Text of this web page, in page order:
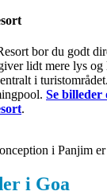
bor du godt
lidt mere lys og
i
Se billeder
.
i Panjim
i Goa